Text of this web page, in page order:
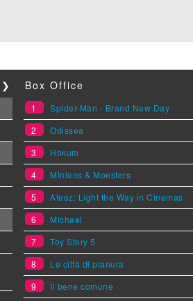
❯ Box Office
1
Spider-Man - Brand New Day
2
Odissea
3
Hokum
4
Minions & Monsters
5
Ateez: Light the Way in Cinemas
6
Michael
7
Toy Story 5
8
Le città di pianura
9
Il bene comune